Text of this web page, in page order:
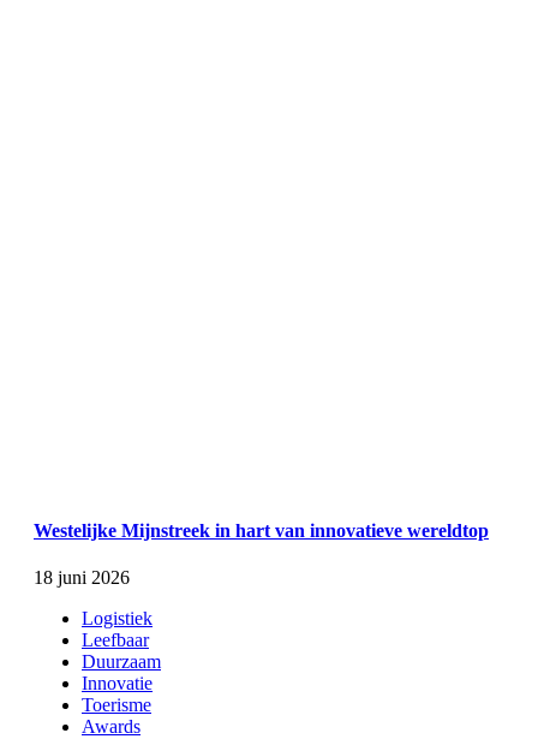
Westelijke Mijnstreek in hart van innovatieve wereldtop
18 juni 2026
Logistiek
Leefbaar
Duurzaam
Innovatie
Toerisme
Awards